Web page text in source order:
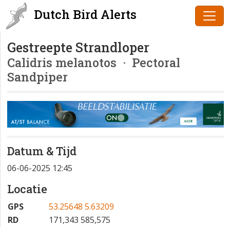
Dutch Bird Alerts
Gestreepte Strandloper
Calidris melanotos · Pectoral
Sandpiper
Datum & Tijd
06-06-2025 12:45
Locatie
GPS
53.25648 5.63209
RD
171,343 585,575